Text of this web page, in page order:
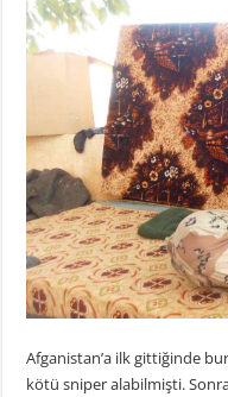
Afganistan’a ilk gittiğinde
kötü sniper alabilmişti.